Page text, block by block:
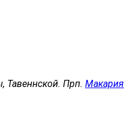
Тавеннской. Прп. Макария